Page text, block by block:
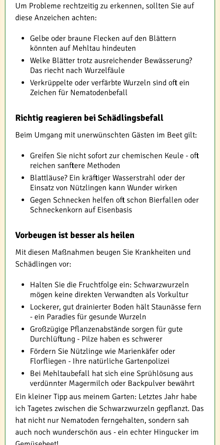
Um Probleme rechtzeitig zu erkennen, sollten Sie auf
diese Anzeichen achten:
Gelbe oder braune Flecken auf den Blättern
könnten auf Mehltau hindeuten
Welke Blätter trotz ausreichender Bewässerung?
Das riecht nach Wurzelfäule
Verkrüppelte oder verfärbte Wurzeln sind oft ein
Zeichen für Nematodenbefall
Richtig reagieren bei Schädlingsbefall
Beim Umgang mit unerwünschten Gästen im Beet gilt:
Greifen Sie nicht sofort zur chemischen Keule - oft
reichen sanftere Methoden
Blattläuse? Ein kräftiger Wasserstrahl oder der
Einsatz von Nützlingen kann Wunder wirken
Gegen Schnecken helfen oft schon Bierfallen oder
Schneckenkorn auf Eisenbasis
Vorbeugen ist besser als heilen
Mit diesen Maßnahmen beugen Sie Krankheiten und
Schädlingen vor:
Halten Sie die Fruchtfolge ein: Schwarzwurzeln
mögen keine direkten Verwandten als Vorkultur
Lockerer, gut drainierter Boden hält Staunässe fern
- ein Paradies für gesunde Wurzeln
Großzügige Pflanzenabstände sorgen für gute
Durchlüftung - Pilze haben es schwerer
Fördern Sie Nützlinge wie Marienkäfer oder
Florfliegen - Ihre natürliche Gartenpolizei
Bei Mehltaubefall hat sich eine Sprühlösung aus
verdünnter Magermilch oder Backpulver bewährt
Ein kleiner Tipp aus meinem Garten: Letztes Jahr habe
ich Tagetes zwischen die Schwarzwurzeln gepflanzt. Das
hat nicht nur Nematoden ferngehalten, sondern sah
auch noch wunderschön aus - ein echter Hingucker im